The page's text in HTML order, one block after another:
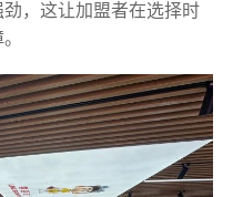
，这让加盟者在选择时